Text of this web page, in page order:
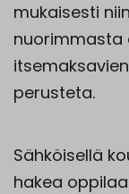
mukaisesti
nuorimmasta
perusteta.
Sähköisellä
hakea